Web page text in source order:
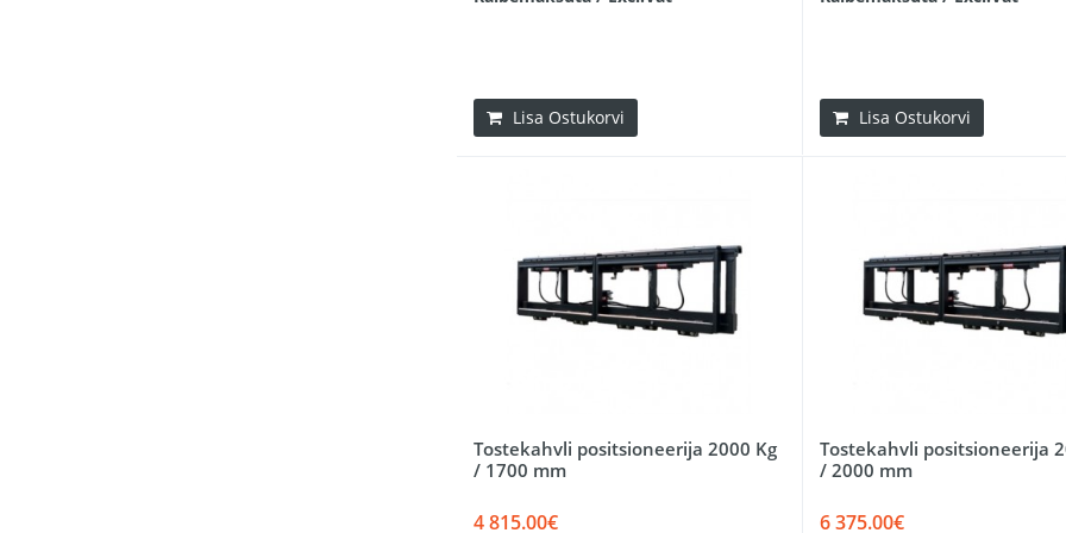
Lisa Ostukorvi Lisa Ostukorvi
Tostekahvli positsioneerija 2000 Kg
/ 1700 mm
4 815.00€
Tostekahvli positsioneerija
/ 2000 mm
6 375.00€